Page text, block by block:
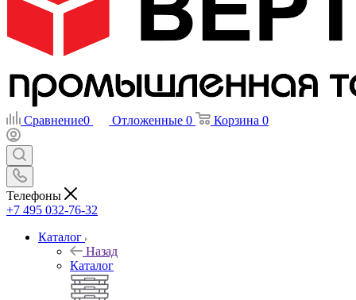
Сравнение0 Отложенные 0 Корзина 0
Телефоны
+7 495 032-76-32
Каталог
Назад
Каталог